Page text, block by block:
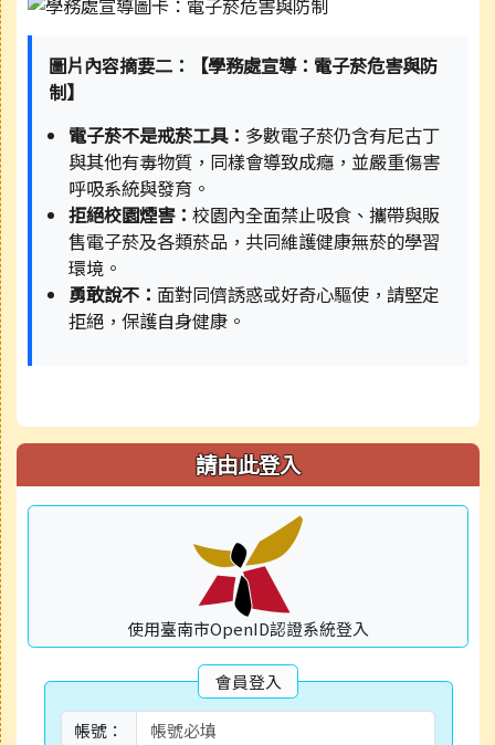
圖片內容摘要二：【學務處宣導：電子菸危害與防
制】
電子菸不是戒菸工具： 多數電子菸仍含有尼古丁
與其他有毒物質，同樣會導致成癮，並嚴重傷害
呼吸系統與發育。
拒絕校園煙害：校園內全面禁止吸食、攜帶與販
售電子菸及各類菸品，共同維護健康無菸的學習
環境。
勇敢說不： 面對同儕誘惑或好奇心驅使，請堅定
拒絕，保護自身健康。
請由此登入
使用臺南市OpenID認證系統登入
會員登入
帳號：